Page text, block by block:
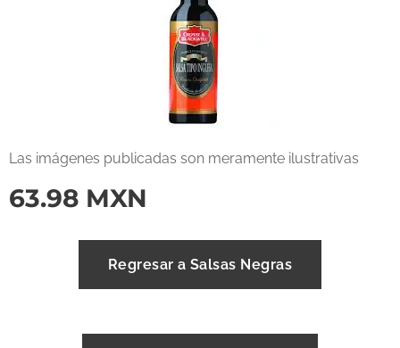
Las imágenes publicadas son meramente ilustrativas
63.98 MXN
Regresar a Salsas Negras